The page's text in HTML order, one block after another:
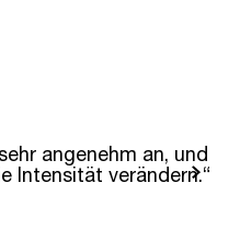
Weiter
angenehm an, und
Intensität verändern.“